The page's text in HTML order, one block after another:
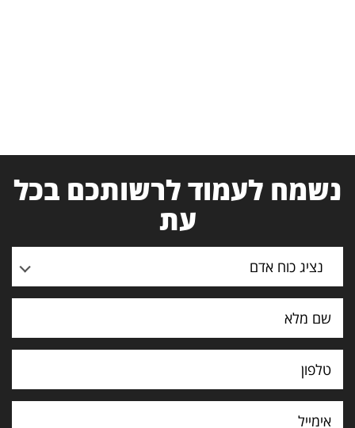
נשמח לעמוד לרשותכם בכל
עת
נציג כוח אדם